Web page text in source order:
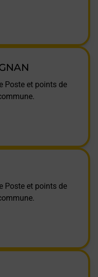
Poste et points de
Poste et points de